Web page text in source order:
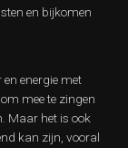
en bijkomen
en energie met
mee te zingen
Maar het is ook
kan zijn, vooral